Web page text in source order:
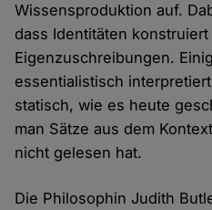
Wissensproduktion auf.
dass Identitäten
Eigenzuschreibungen.
essentialistisch
statisch, wie es heute
man Sätze aus dem
nicht gelesen hat.
Die Philosophin Judith